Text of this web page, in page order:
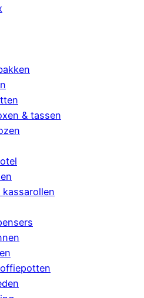
& tassen
kassarollen